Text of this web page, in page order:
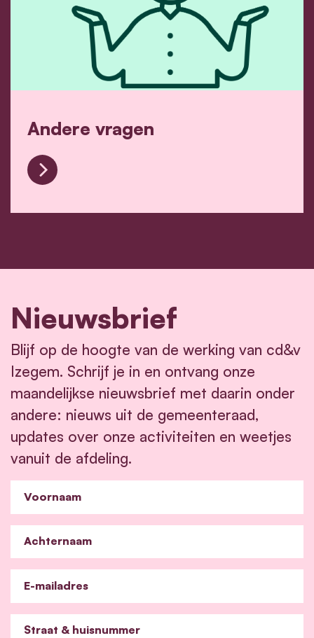
Andere vragen
Andere vragen
Nieuwsbrief
Blijf op de hoogte van de werking van cd&v
Izegem. Schrijf je in en ontvang onze
maandelijkse nieuwsbrief met daarin onder
andere: nieuws uit de gemeenteraad,
updates over onze activiteiten en weetjes
vanuit de afdeling.
Voornaam
Achternaam
E-mailadres
Straat & huisnummer